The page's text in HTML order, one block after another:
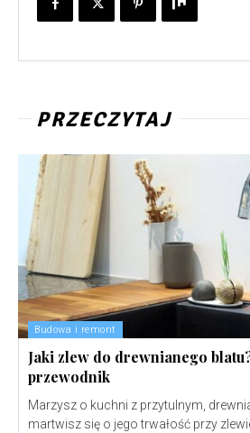
PRZECZYTAJ
Budowa i remont
Jaki zlew do drewnianego
przewodnik
Marzysz o kuchni z przytulnym,
martwisz się o jego trwałość przy